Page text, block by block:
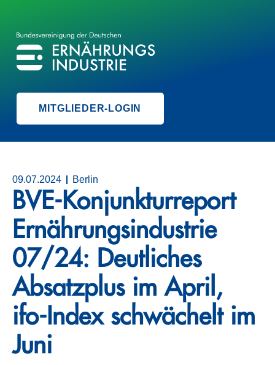
BVE
BUNDESVEREINIGUNG DER ERNÄHRUNGSINDUSTRIE
MITGLIEDER-LOGIN
09.07.2024 Berlin
BVE-Konjunkturreport
Ernährungsindustrie
07/24: Deutliches
Absatzplus im April,
ifo-Index schwächelt im
Juni